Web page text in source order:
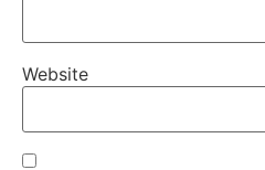
Website